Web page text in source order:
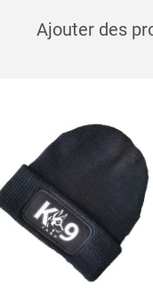
Ajouter des